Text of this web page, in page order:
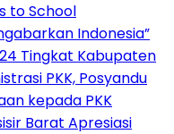
to School
Indonesia”
Tingkat Kabupaten
PKK, Posyandu
kepada PKK
Barat Apresiasi